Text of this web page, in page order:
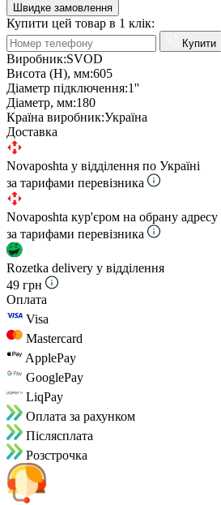
Швидке замовлення
Купити цей товар в 1 клік:
Купити
Виробник:SVOD
Висота (Н), мм:605
Діаметр підключення:1''
Діаметр, мм:180
Країна виробник:Україна
Доставка
Novaposhta у відділення по Україні
за тарифами перевізника
Novaposhta кур'єром на обрану адресу
за тарифами перевізника
Rozetka delivery у відділення
49 грн
Оплата
Visa
Mastercard
ApplePay
GooglePay
LiqPay
Оплата за рахунком
Пiслясплата
Розстрочка